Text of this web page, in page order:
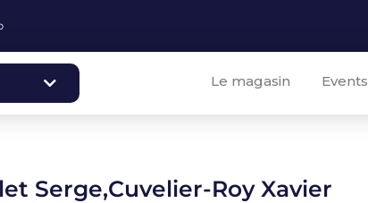
Le magasin Events
Serge,Cuvelier-Roy Xavier